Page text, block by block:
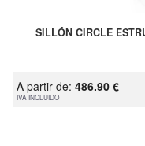
SILLÓN CIRCLE
A partir de: 486.90 €
IVA INCLUIDO